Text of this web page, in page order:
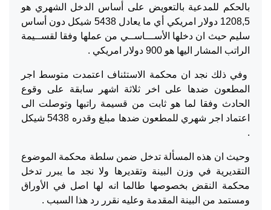
بالحكم للمدعية بالتعويض على أساس الدخل الشهري هو
1208,5 دولار امريكي أي ما يعادل 5438 شيكل دون أساس
سليم حيث ان دخلها الأســـاســي من عملها وفقا لقســيمة
الراتب المشار اليها هو 900 دولار امريكي .
وفي ذلك نجد ان محكمة الاستئناف اعتمدت متوسط اجر
المطعون ضدها على اخر ثلاثة اشهر سابقة على وقوع
الحادث وفقا لما هو ثابت من قسيمة راتبها وتوصلت الى
اعتماد اجر شهري للمطعون ضدها مبلغ وقدره 5438 شيكل
.
وحيث ان هذه المسألة تدخل ضمن سلطة محكمة الموضوع
التقديرية في وزن البينة وتقديرها ولا نجد ما يبرر تدخل
محكمة النقض بخصوصها طالما انه لها اصل في الأوراق
ومستمد من البينة المقدمة وعليه نقرر رد هذا السبب .